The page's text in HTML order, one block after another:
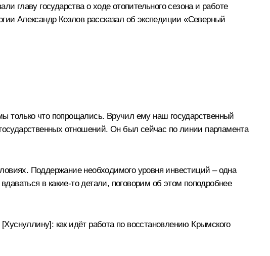
главу государства о ходе отопительного сезона и работе
Александр Козловрассказал об экспедиции «Северный
только что попрощались. Вручил ему наш государственный
отношений. Он был сейчас по линии парламента
Поддержание необходимого уровня инвестиций – одна
в какие-то детали, поговорим об этом поподробнее
как идёт работа по восстановлению Крымского